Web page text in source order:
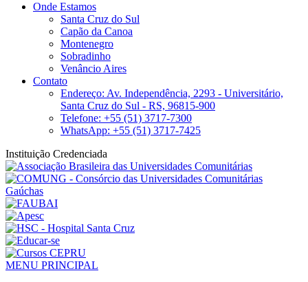
Onde Estamos
Santa Cruz do Sul
Capão da Canoa
Montenegro
Sobradinho
Venâncio Aires
Contato
Endereço: Av. Independência, 2293 - Universitário,
Santa Cruz do Sul - RS, 96815-900
Telefone: +55 (51) 3717-7300
WhatsApp: +55 (51) 3717-7425
Instituição Credenciada
MENU PRINCIPAL